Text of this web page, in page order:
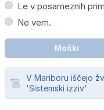
Le v posameznih
Ne vem.
Moški
V Mariboru iščejo
'Sistemski izziv'